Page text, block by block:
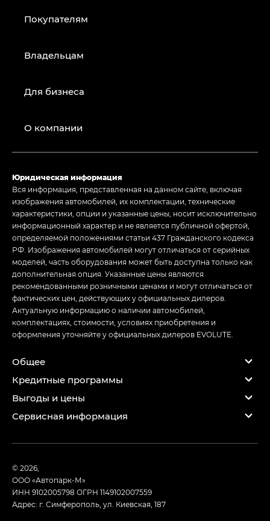
Покупателям
Владельцам
Для бизнеса
О компании
Юридическая информация
Вся информация, представленная на данном сайте, включая
изображения автомобилей, их комплектации, технические
характеристики, опции и указанные цены, носит исключительно
информационный характер и не является публичной офертой,
определяемой положениями статьи 437 Гражданского кодекса
РФ. Изображения автомобилей могут отличаться от серийных
моделей, часть оборудования может быть доступна только как
дополнительная опция. Указанные цены являются
рекомендованными розничными ценами и могут отличаться от
фактических цен, действующих у официальных дилеров.
Актуальную информацию о наличии автомобилей,
комплектациях, стоимости, условиях приобретения и
оформления уточняйте у официальных дилеров EVOLUTE.
Общее
Кредитные программы
Выгоды и цены
Сервисная информация
© 2026,
ООО «Автопарк-М»
ИНН 9102005798 ОГРН 1149102007559
Адрес: г. Симферополь, ул. Киевская, 187